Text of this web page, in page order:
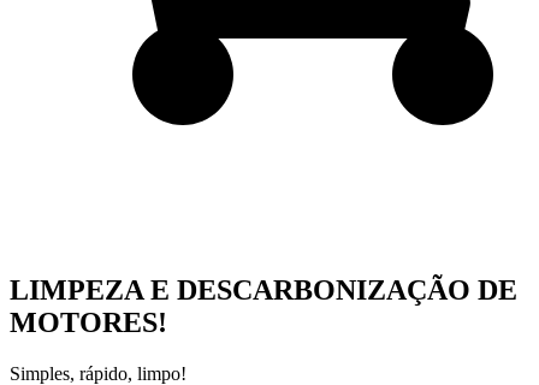
LIMPEZA E DESCARBONIZAÇÃO DE
MOTORES!
Simples, rápido, limpo!